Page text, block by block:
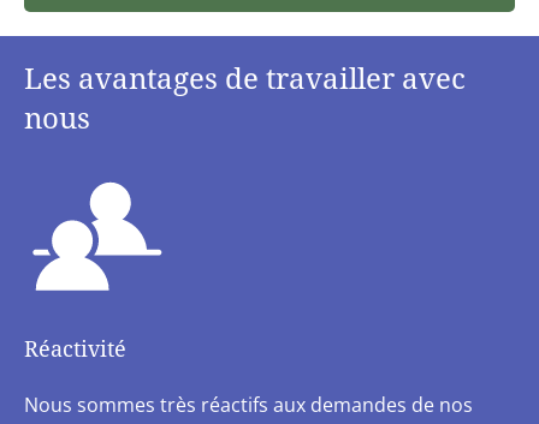
Les avantages de travailler avec
nous
Réactivité
Nous sommes très réactifs aux demandes de nos